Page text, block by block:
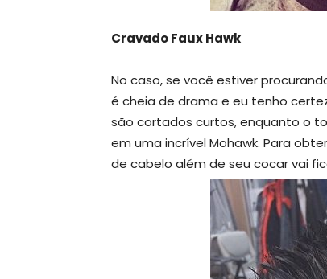
Cravado Faux Hawk
No caso, se você estiver
é cheia de drama e eu tenho
são cortados curtos, enquanto o
em uma incrível Mohawk. Para
de cabelo além de seu cocar vai